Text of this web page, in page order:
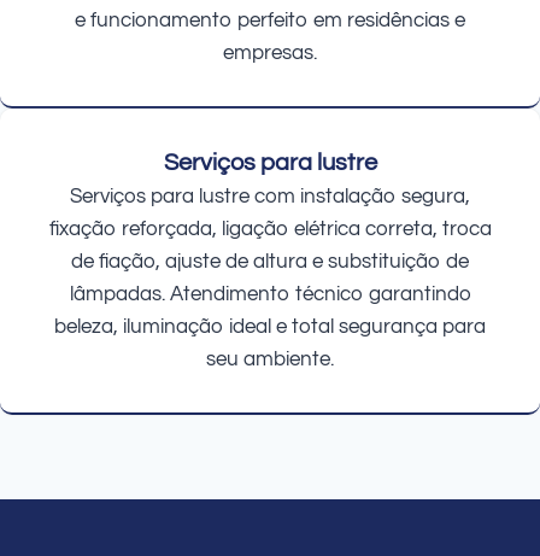
e funcionamento perfeito em residências e
empresas.
Serviços para lustre
Serviços para lustre com instalação segura,
fixação reforçada, ligação elétrica correta, troca
de fiação, ajuste de altura e substituição de
lâmpadas. Atendimento técnico garantindo
beleza, iluminação ideal e total segurança para
seu ambiente.